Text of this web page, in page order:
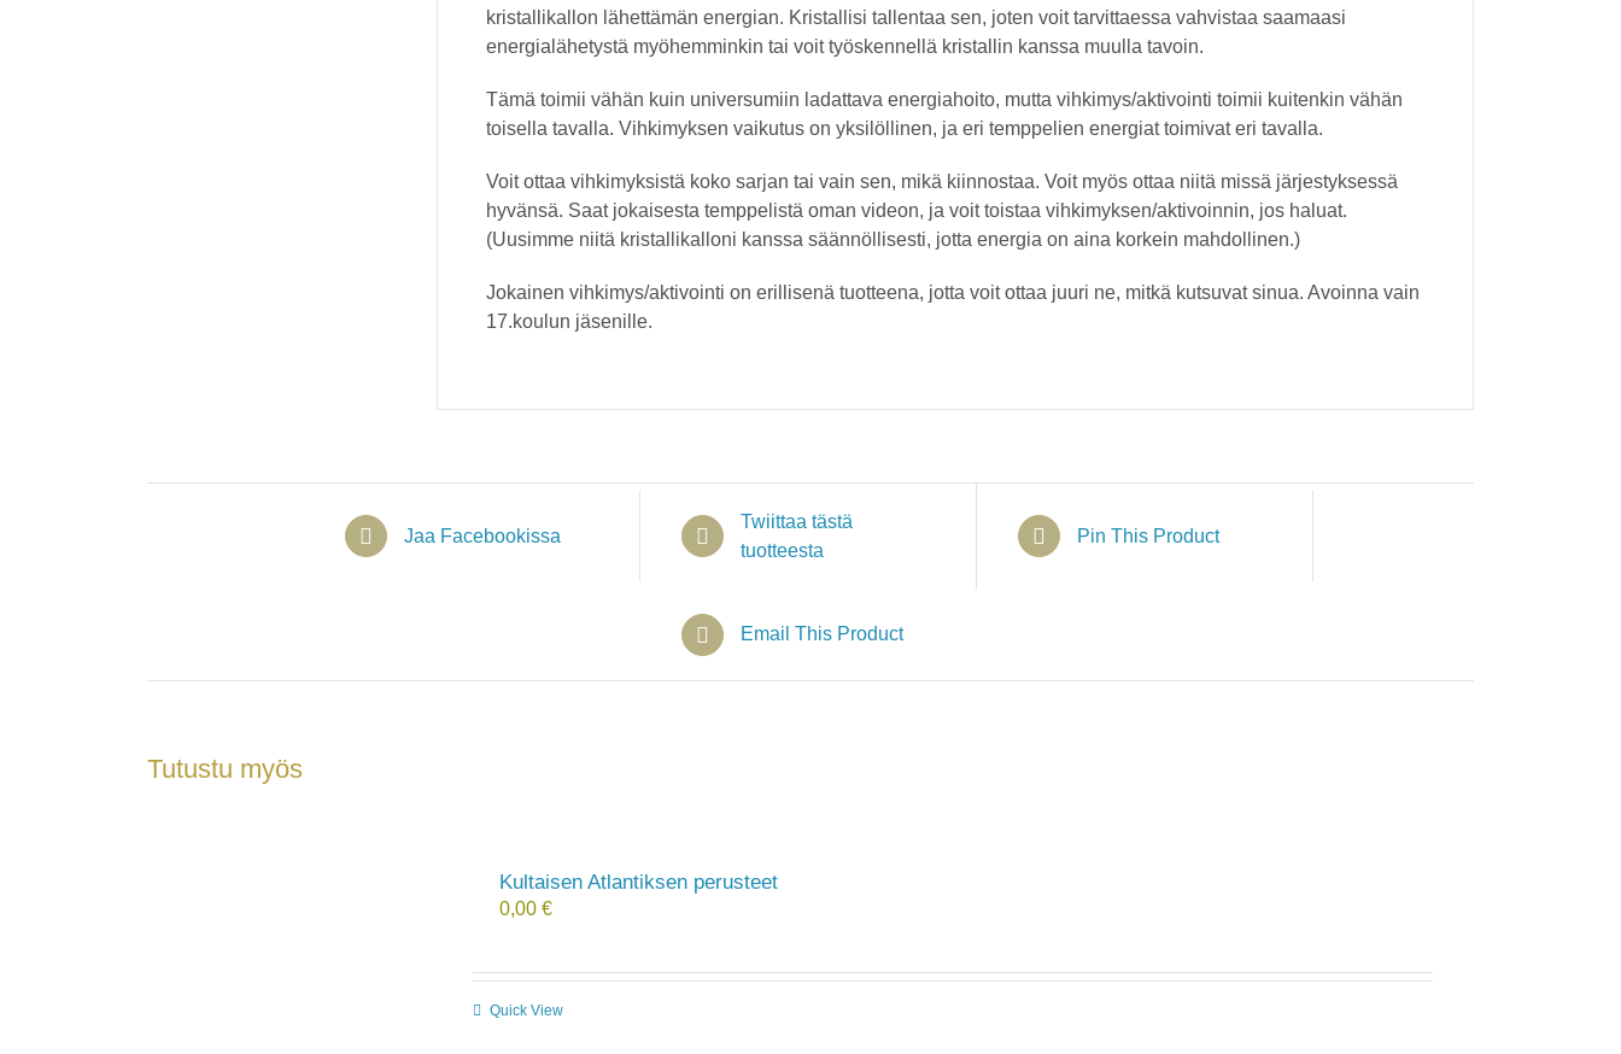
kristallikallon lähettämän energian. Kristallisi tallentaa sen, joten voit tarvittaessa vahvistaa saamaasi
energialähetystä myöhemminkin tai voit työskennellä kristallin kanssa muulla tavoin.
Tämä toimii vähän kuin universumiin ladattava energiahoito, mutta vihkimys/aktivointi toimii kuitenkin vähän
toisella tavalla. Vihkimyksen vaikutus on yksilöllinen, ja eri temppelien energiat toimivat eri tavalla.
Voit ottaa vihkimyksistä koko sarjan tai vain sen, mikä kiinnostaa. Voit myös ottaa niitä missä järjestyksessä
hyvänsä. Saat jokaisesta temppelistä oman videon, ja voit toistaa vihkimyksen/aktivoinnin, jos haluat.
(Uusimme niitä kristallikalloni kanssa säännöllisesti, jotta energia on aina korkein mahdollinen.)
Jokainen vihkimys/aktivointi on erillisenä tuotteena, jotta voit ottaa juuri ne, mitkä kutsuvat sinua. Avoinna vain
17.koulun jäsenille.
Jaa Facebookissa
Twiittaa tästä
tuotteesta
Pin This Product
Email This Product
Tutustu myös
Kultaisen Atlantiksen perusteet
0,00 €
Quick View